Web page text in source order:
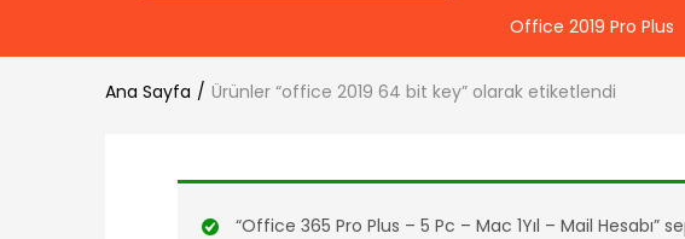
Office 2019 Pro Plus
Ana Sayfa Ürünler “office 2019 64 bit key” olarak etiketlendi
“Office 365 Pro Plus – 5 Pc – Mac 1Yıl – Mail Hesabı”